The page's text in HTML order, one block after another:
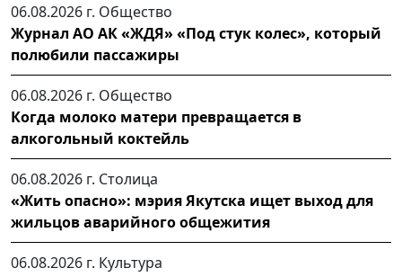
06.08.2026 г. Общество
Журнал АО АК «ЖДЯ» «Под стук колес», который
полюбили пассажиры
06.08.2026 г. Общество
Когда молоко матери превращается в
алкогольный коктейль
06.08.2026 г. Столица
«Жить опасно»: мэрия Якутска ищет выход для
жильцов аварийного общежития
06.08.2026 г. Культура